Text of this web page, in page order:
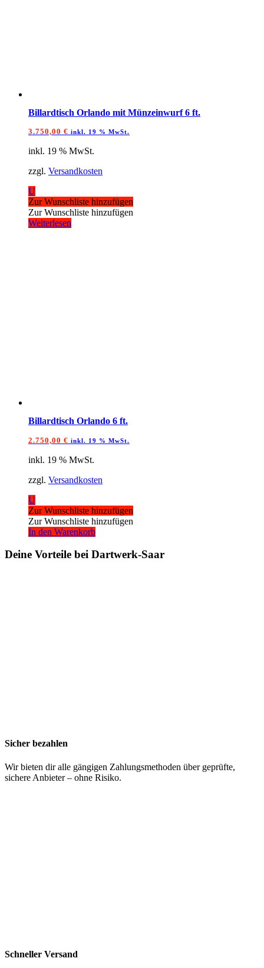
Billardtisch Orlando mit Münzeinwurf 6 ft.
3.750,00 € inkl. 19 % MwSt.
inkl. 19 % MwSt.
zzgl. Versandkosten
U
Zur Wunschliste hinzufügen
Zur Wunschliste hinzufügen
Weiterlesen
Billardtisch Orlando 6 ft.
2.750,00 € inkl. 19 % MwSt.
inkl. 19 % MwSt.
zzgl. Versandkosten
U
Zur Wunschliste hinzufügen
Zur Wunschliste hinzufügen
In den Warenkorb
Deine Vorteile bei Dartwerk-Saar
Sicher bezahlen
Wir bieten dir alle gängigen Zahlungsmethoden über geprüfte,
sichere Anbieter – ohne Risiko.
Schneller Versand